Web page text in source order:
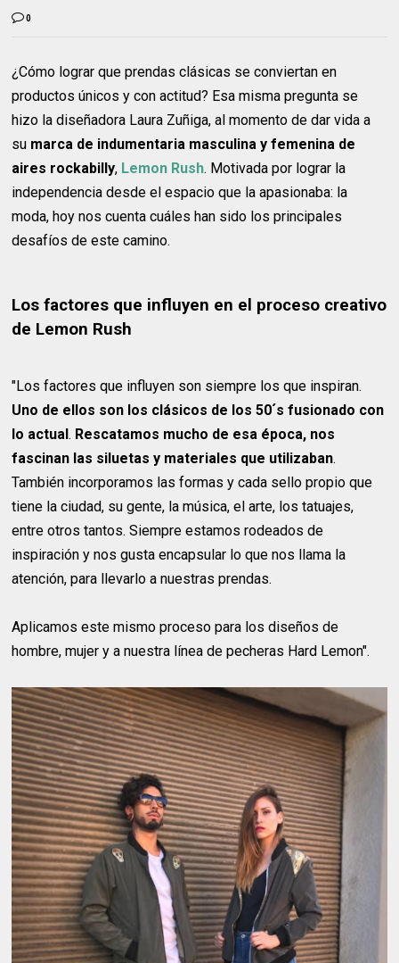
0
¿Cómo lograr que prendas clásicas se conviertan en
productos únicos y con actitud? Esa misma pregunta se
hizo la diseñadora Laura Zuñiga, al momento de dar vida a
su marca de indumentaria masculina y femenina de
aires rockabilly, Lemon Rush. Motivada por lograr la
independencia desde el espacio que la apasionaba: la
moda, hoy nos cuenta cuáles han sido los principales
desafíos de este camino.
Los factores que influyen en el proceso creativo
de Lemon Rush
"Los factores que influyen son siempre los que inspiran.
Uno de ellos son los clásicos de los 50´s fusionado con
lo actual. Rescatamos mucho de esa época, nos
fascinan las siluetas y materiales que utilizaban.
También incorporamos las formas y cada sello propio que
tiene la ciudad, su gente, la música, el arte, los tatuajes,
entre otros tantos. Siempre estamos rodeados de
inspiración y nos gusta encapsular lo que nos llama la
atención, para llevarlo a nuestras prendas.
Aplicamos este mismo proceso para los diseños de
hombre, mujer y a nuestra línea de pecheras Hard Lemon".